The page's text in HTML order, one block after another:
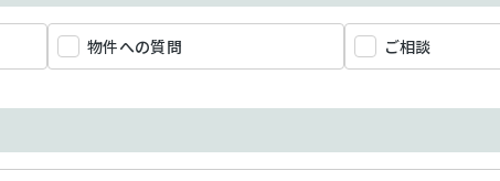
物件への質問 ご相談